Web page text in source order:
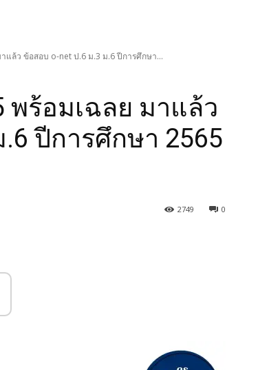
แล้ว ข้อสอบ o-net ป.6 ม.3 ม.6 ปีการศึกษา...
พร้อมเฉลย มาแล้ว
ปีการศึกษา 2565
0
2749